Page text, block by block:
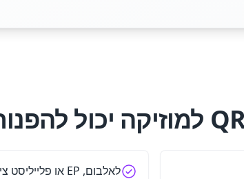
לאלבום, EP או פלייליסט ציבורי